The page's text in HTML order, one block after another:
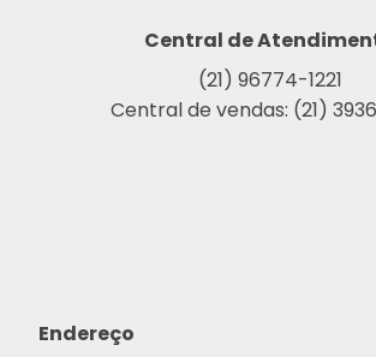
Central de
(21) 96774-1221
Central de vendas: (21)
Endereço